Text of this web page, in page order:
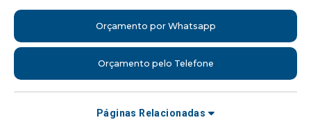
Orçamento por Whatsapp
Orçamento pelo Telefone
Páginas Relacionadas